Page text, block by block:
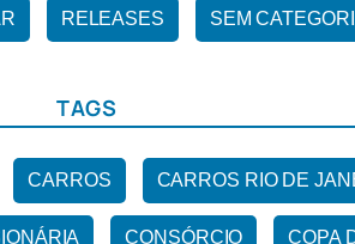
RELEASES SEM
TAGS
CARROS CARROS RIO DE
CONSÓRCIO COPA